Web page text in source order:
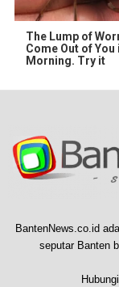
The Lump of
Come Out of You
Morning. Try it
BantenNews.co.id
seputar Banten